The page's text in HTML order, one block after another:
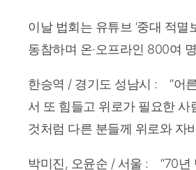
이날 법회는 유튜브 ‘중대 적
동참하며 온·오프라인 800여
한승역 / 경기도 성남시 : “어
서 또 힘들고 위로가 필요한
것처럼 다른 분들께 위로와 자
박미진, 오윤순 / 서울 : “70년